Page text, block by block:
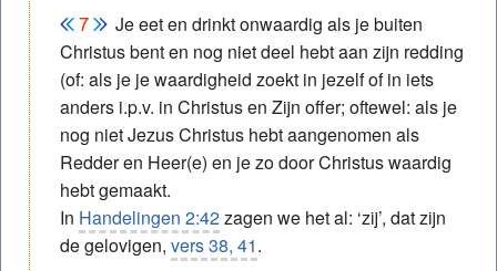
Je eet en drinkt onwaardig als je buiten
Christus bent en nog niet deel hebt aan zijn redding
(of: als je je waardigheid zoekt in jezelf of in iets
anders i.p.v. in Christus en Zijn offer; oftewel: als je
nog niet Jezus Christus hebt aangenomen als
Redder en Heer(e) en je zo door Christus waardig
hebt gemaakt.
In Handelingen 2:42zagen we het al: ‘zij’, dat zijn
de gelovigen, vers 38, 41.